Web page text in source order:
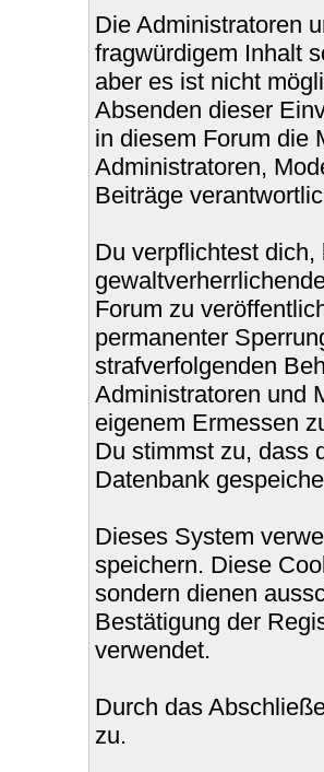
Die Administratoren
fragwürdigem Inhalt
aber es ist nicht
Absenden dieser
in diesem Forum die
Administratoren,
Beiträge
Du verpflichtest
Forum zu
permanenter
strafverfolgenden
Administratoren und
eigenem Ermessen
Du stimmst zu, dass
Datenbank
Dieses System
speichern. Diese
sondern dienen
Bestätigung der
verwendet.
Durch das
zu.